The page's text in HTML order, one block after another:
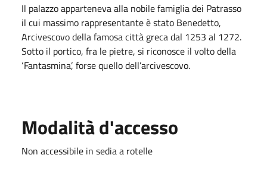
Il palazzo apparteneva alla nobile famiglia dei Patrasso
il cui massimo rappresentante è stato Benedetto,
Arcivescovo della famosa città greca dal 1253 al 1272.
Sotto il portico, fra le pietre, si riconosce il volto della
‘Fantasmina’, forse quello dell’arcivescovo.
Modalità d'accesso
Non accessibile in sedia a rotelle